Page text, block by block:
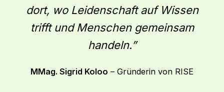
dort, wo Leidenschaft auf Wissen
trifft und Menschen gemeinsam
handeln.”
MMag. Sigrid Koloo – Gründerin von RISE